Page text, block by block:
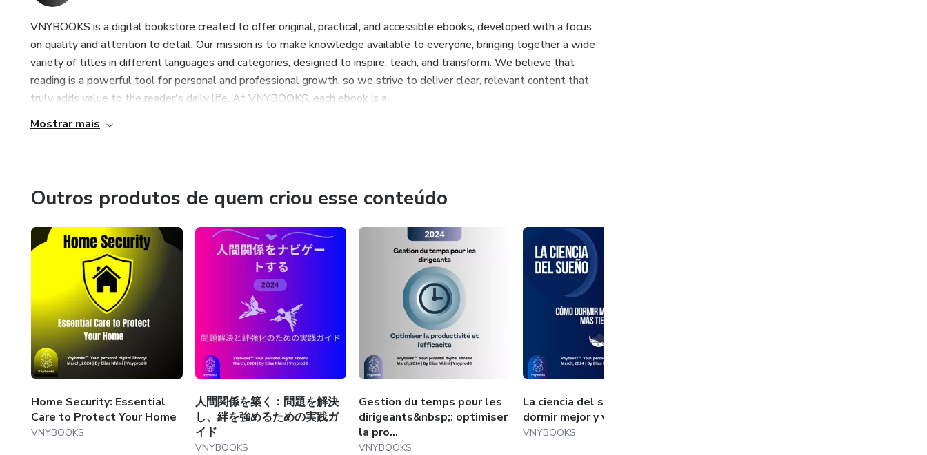
VNYBOOKS is a digital bookstore created to offer original, practical, and accessible ebooks, developed with a focus
on quality and attention to detail. Our mission is to make knowledge available to everyone, bringing together a wide
variety of titles in different languages and categories, designed to inspire, teach, and transform. We believe that
reading is a powerful tool for personal and professional growth, so we strive to deliver clear, relevant content that
truly adds value to the reader's daily life. At VNYBOOKS, each ebook is a...
Mostrar mais
Outros produtos de quem criou esse conteúdo
Home Security: Essential
Care to Protect Your Home
VNYBOOKS
人間関係を築く：問題を解決
し、絆を強めるための実践ガ
イド
VNYBOOKS
Gestion du temps pour les
dirigeants&nbsp;: optimiser
la pro...
VNYBOOKS
La ciencia del sueño: cómo
dormir mejor y vivir más
VNYBOOKS